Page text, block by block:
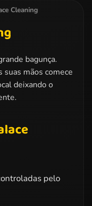
Cleaning
bagunça.
suas mãos comece
deixando o
pelo